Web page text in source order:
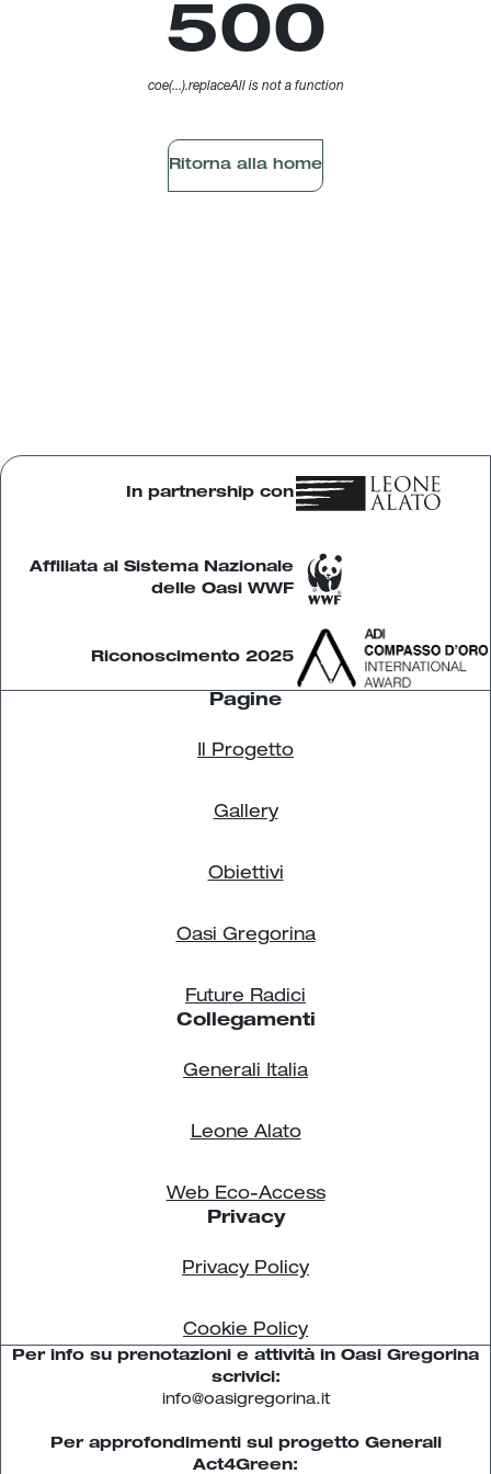
500
coe(...).replaceAll is not a function
Ritorna alla home
In partnership con
Affiliata al Sistema Nazionale
delle Oasi WWF
Riconoscimento 2025
Pagine
Il Progetto
Gallery
Obiettivi
Oasi Gregorina
Future Radici
Collegamenti
Generali Italia
Leone Alato
Web Eco-Access
Privacy
Privacy Policy
Cookie Policy
Per info su prenotazioni e attività in Oasi Gregorina
scrivici:
info@oasigregorina.it
Per approfondimenti sul progetto Generali
Act4Green: